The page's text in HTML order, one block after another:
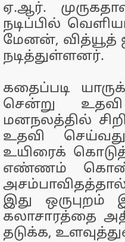
ஏ.ஆர்.
நடிப்பில்
மேனன், வித்யூத்
நடித்துள்ளனர்.
கதைப்படி
சென்று
மனநலத்தில்
உதவி
உயிரைக்
எண்ணம்
இது ஒருபுறம்
கலாசாரத்தை
தடுக்க,